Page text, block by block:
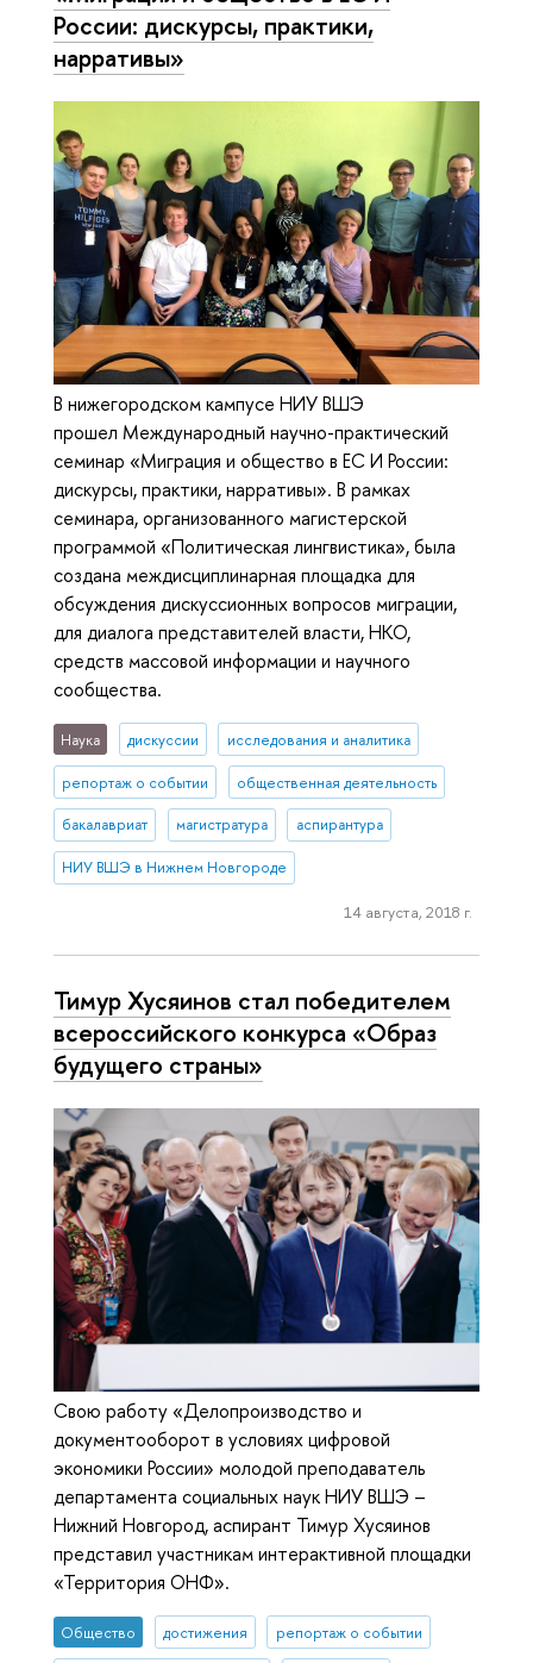
России: дискурсы, практики,
нарративы»
В нижегородском кампусе НИУ ВШЭ
прошел Международный научно-практический
семинар «Миграция и общество в ЕС И России:
дискурсы, практики, нарративы». В рамках
семинара, организованного магистерской
программой «Политическая лингвистика», была
создана междисциплинарная площадка для
обсуждения дискуссионных вопросов миграции,
для диалога представителей власти, НКО,
средств массовой информации и научного
сообщества.
Наука дискуссии исследования и аналитика
репортаж о событии общественная деятельность
бакалавриат магистратура аспирантура
НИУ ВШЭ в Нижнем Новгороде
14 августа, 2018 г.
Тимур Хусяинов стал победителем
всероссийского конкурса «Образ
будущего страны»
Свою работу «Делопроизводство и
документооборот в условиях цифровой
экономики России» молодой преподаватель
департамента социальных наук НИУ ВШЭ –
Нижний Новгород, аспирант Тимур Хусяинов
представил участникам интерактивной площадки
«Территория ОНФ».
Общество достижения репортаж о событии